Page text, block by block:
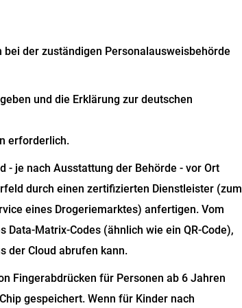
der zuständigen Personalausweisbehörde
und die Erklärung zur deutschen
erforderlich.
- je nach Ausstattung der Behörde - vor Ort
durch einen zertifizierten Dienstleister (zum
eines Drogeriemarktes) anfertigen. Vom
Matrix-Codes (ähnlich wie ein QR-Code),
der Cloud abrufen kann.
Fingerabdrücken für Personen ab 6 Jahren
gespeichert. Wenn für Kinder nach